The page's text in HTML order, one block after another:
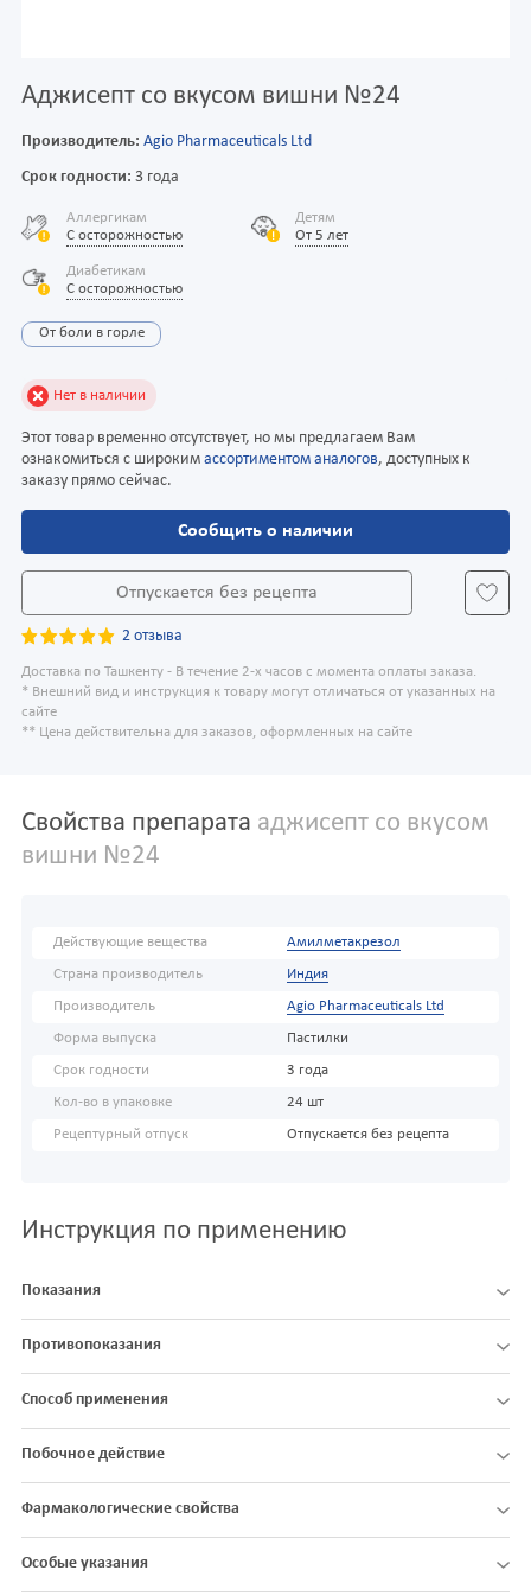
Аджисепт со вкусом вишни №24
Производитель: Agio Pharmaceuticals Ltd
Срок годности: 3 года
Аллергикам
С осторожностью
Детям
От 5 лет
Диабетикам
С осторожностью
От боли в горле
Нет в наличии
Этот товар временно отсутствует, но мы предлагаем Вам
ознакомиться с широким ассортиментом аналогов, доступных к
заказу прямо сейчас.
Сообщить о наличии
Отпускается без рецепта
2 отзыва
Доставка по Ташкенту - В течение 2-х часов с момента оплаты заказа.
* Внешний вид и инструкция к товару могут отличаться от указанных на
сайте
** Цена действительна для заказов, оформленных на сайте
Свойства препарата аджисепт со вкусом
вишни №24
Действующие вещества Амилметакрезол
Страна производитель Индия
Производитель Agio Pharmaceuticals Ltd
Форма выпуска Пастилки
Срок годности 3 года
Кол-во в упаковке 24 шт
Рецептурный отпуск Отпускается без рецепта
Инструкция по применению
Показания
Противопоказания
Способ применения
Побочное действие
Фармакологические свойства
Особые указания